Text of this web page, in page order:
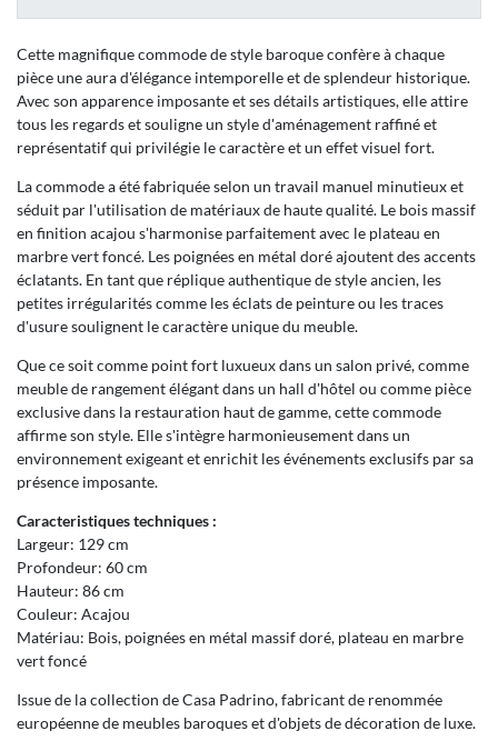
Cette magnifique commode de style baroque confère à chaque
pièce une aura d'élégance intemporelle et de splendeur historique.
Avec son apparence imposante et ses détails artistiques, elle attire
tous les regards et souligne un style d'aménagement raffiné et
représentatif qui privilégie le caractère et un effet visuel fort.
La commode a été fabriquée selon un travail manuel minutieux et
séduit par l'utilisation de matériaux de haute qualité. Le bois massif
en finition acajou s'harmonise parfaitement avec le plateau en
marbre vert foncé. Les poignées en métal doré ajoutent des accents
éclatants. En tant que réplique authentique de style ancien, les
petites irrégularités comme les éclats de peinture ou les traces
d'usure soulignent le caractère unique du meuble.
Que ce soit comme point fort luxueux dans un salon privé, comme
meuble de rangement élégant dans un hall d'hôtel ou comme pièce
exclusive dans la restauration haut de gamme, cette commode
affirme son style. Elle s'intègre harmonieusement dans un
environnement exigeant et enrichit les événements exclusifs par sa
présence imposante.
Caracteristiques techniques :
Largeur: 129 cm
Profondeur: 60 cm
Hauteur: 86 cm
Couleur: Acajou
Matériau: Bois, poignées en métal massif doré, plateau en marbre
vert foncé
Issue de la collection de Casa Padrino, fabricant de renommée
européenne de meubles baroques et d'objets de décoration de luxe.